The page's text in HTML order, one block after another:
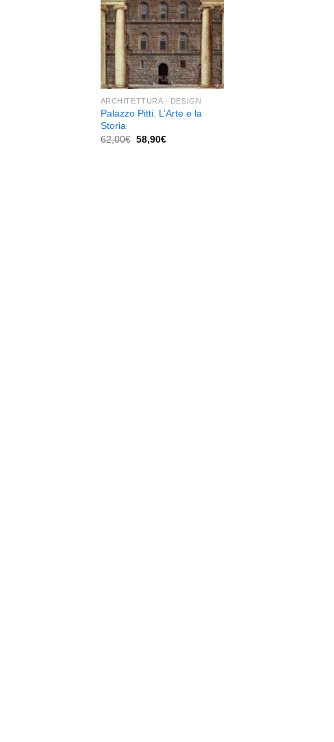
dei
desideri
ARCHITETTURA - DESIGN
Palazzo Pitti. L’Arte e la
Storia
62,00€ Il
58,90€Il